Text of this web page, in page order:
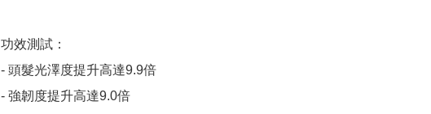
功效測試：
- 頭髮光澤度提升高達9.9倍
- 強韌度提升高達9.0倍